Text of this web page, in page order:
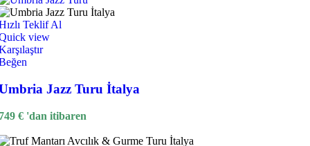
Teklif Al
view
Jazz Turu İtalya
€ 'dan itibaren